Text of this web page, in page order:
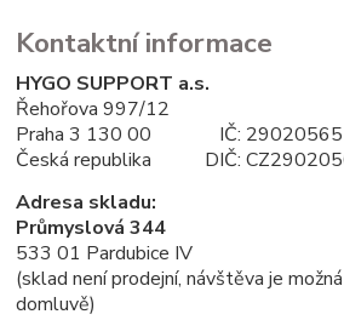
Kontaktní informace
HYGO SUPPORT a.s.
Řehořova 997/12
Praha 3 130 00 IČ: 29020565
Česká republika DIČ:
Adresa skladu:
Průmyslová 344
533 01 Pardubice IV
(sklad není prodejní, návštěva je
domluvě)